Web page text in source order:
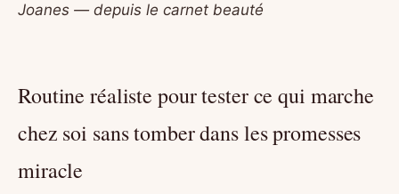
Joanes — depuis le carnet beauté
Routine réaliste pour tester ce qui marche
chez soi sans tomber dans les promesses
miracle